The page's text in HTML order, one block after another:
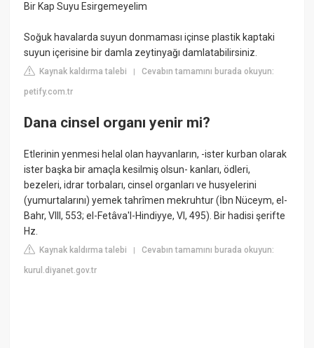
Bir Kap Suyu Esirgemeyelim
Soğuk havalarda suyun donmaması içinse plastik kaptaki
suyun içerisine bir damla zeytinyağı damlatabilirsiniz.
Kaynak kaldırma talebi |Cevabın tamamını burada okuyun:
petify.com.tr
Dana cinsel organı yenir mi?
Etlerinin yenmesi helal olan hayvanların, -ister kurban olarak
ister başka bir amaçla kesilmiş olsun- kanları, ödleri,
bezeleri, idrar torbaları, cinsel organları ve husyelerini
(yumurtalarını) yemek tahrîmen mekruhtur (İbn Nüceym, el-
Bahr, VIII, 553; el-Fetâva'l-Hindiyye, VI, 495). Bir hadisi şerifte
Hz.
Kaynak kaldırma talebi |Cevabın tamamını burada okuyun:
kurul.diyanet.gov.tr